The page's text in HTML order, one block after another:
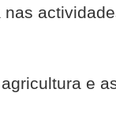
e